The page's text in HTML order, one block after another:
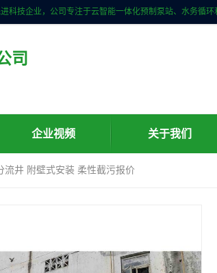
司
企业视频 关于我们
流井 附壁式安装 柔性截污报价